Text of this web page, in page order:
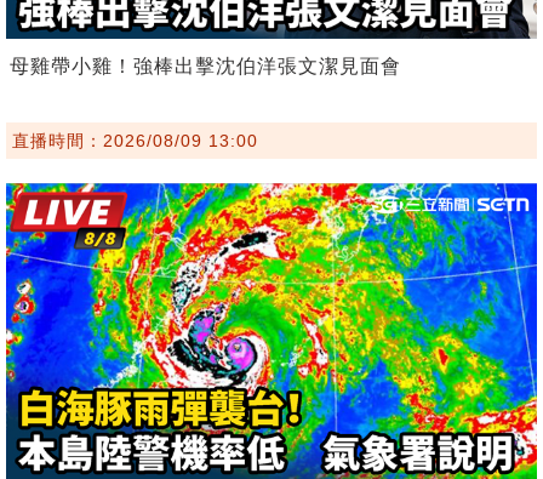
母雞帶小雞！強棒出擊沈伯洋張文潔見面會
直播時間：2026/08/09 13:00